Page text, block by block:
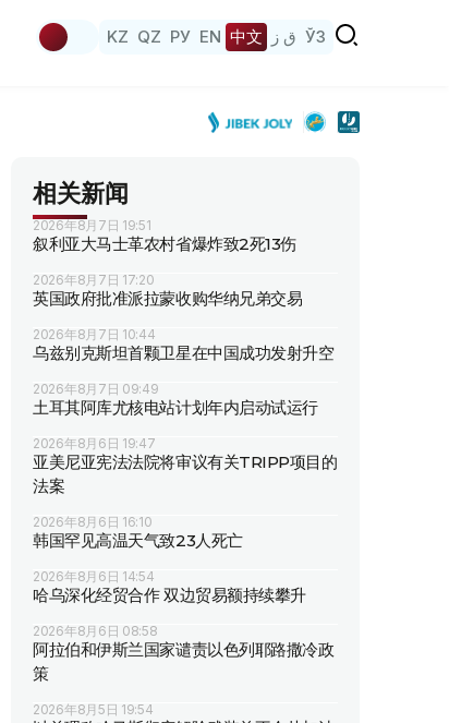
KZ QZ РУ EN 中文 ق ز ЎЗ
相关新闻
2026年8月7日 19:51
叙利亚大马士革农村省爆炸致2死13伤
2026年8月7日 17:20
英国政府批准派拉蒙收购华纳兄弟交易
2026年8月7日 10:44
乌兹别克斯坦首颗卫星在中国成功发射升空
2026年8月7日 09:49
土耳其阿库尤核电站计划年内启动试运行
2026年8月6日 19:47
亚美尼亚宪法法院将审议有关TRIPP项目的
法案
2026年8月6日 16:10
韩国罕见高温天气致23人死亡
2026年8月6日 14:54
哈乌深化经贸合作 双边贸易额持续攀升
2026年8月6日 08:58
阿拉伯和伊斯兰国家谴责以色列耶路撒冷政
策
2026年8月5日 19:54